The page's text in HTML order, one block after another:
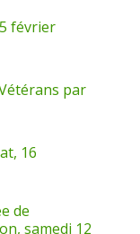
février
par
16
de
samedi 12